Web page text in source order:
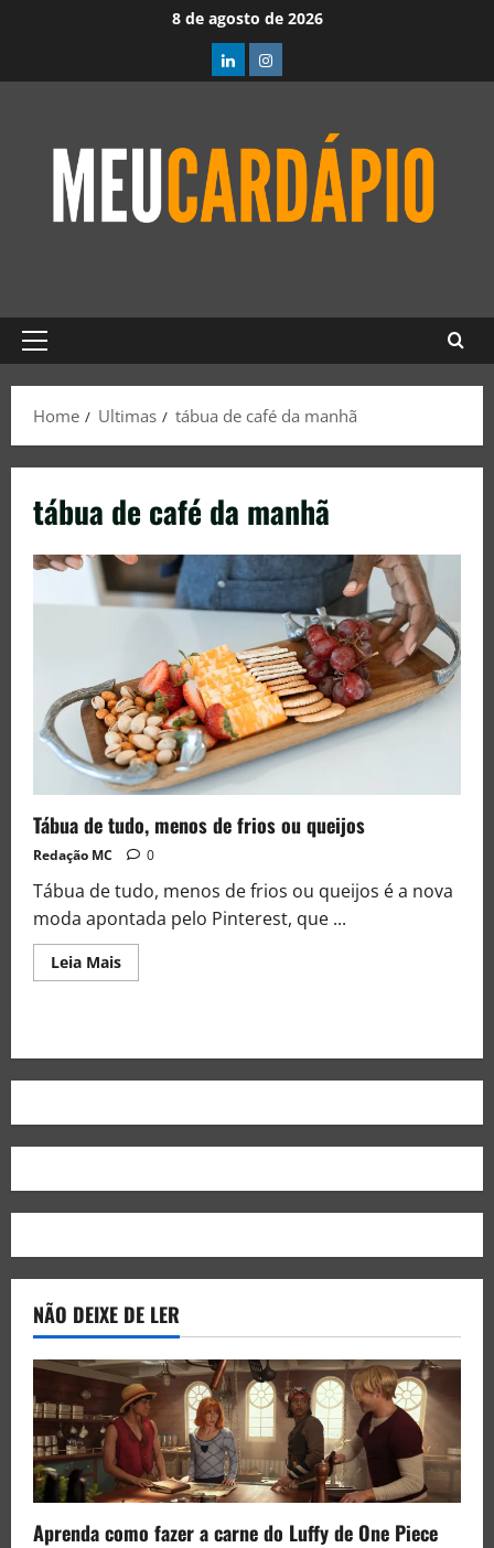
8 de agosto de 2026
Home Ultimas tábua de café da manhã
tábua de café da manhã
Tábua de tudo, menos de frios ou queijos
Redação MC 0
Tábua de tudo, menos de frios ou queijos é a nova
moda apontada pelo Pinterest, que ...
Leia Mais
NÃO DEIXE DE LER
Aprenda como fazer a carne do Luffy de One Piece